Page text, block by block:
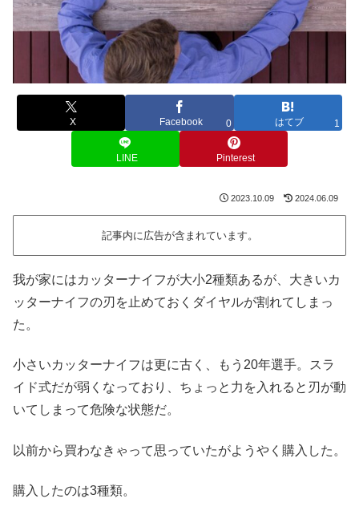
X Facebook 0 はてブ 1
LINE Pinterest
2023.10.09 2024.06.09
記事内に広告が含まれています。
我が家にはカッターナイフが大小2種類あるが、大きいカ
ッターナイフの刃を止めておくダイヤルが割れてしまっ
た。
小さいカッターナイフは更に古く、もう20年選手。スラ
イド式だが弱くなっており、ちょっと力を入れると刃が動
いてしまって危険な状態だ。
以前から買わなきゃって思っていたがようやく購入した。
購入したのは3種類。